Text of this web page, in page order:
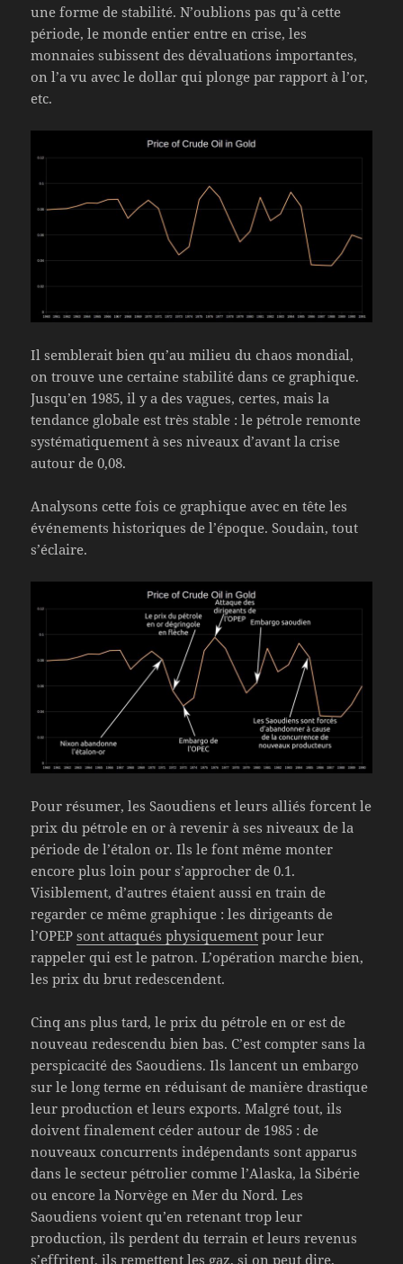
une forme de stabilité. N’oublions pas qu’à cette
période, le monde entier entre en crise, les
monnaies subissent des dévaluations importantes,
on l’a vu avec le dollar qui plonge par rapport à l’or,
etc.
Il semblerait bien qu’au milieu du chaos mondial,
on trouve une certaine stabilité dans ce graphique.
Jusqu’en 1985, il y a des vagues, certes, mais la
tendance globale est très stable : le pétrole remonte
systématiquement à ses niveaux d’avant la crise
autour de 0,08.
Analysons cette fois ce graphique avec en tête les
événements historiques de l’époque. Soudain, tout
s’éclaire.
Pour résumer, les Saoudiens et leurs alliés forcent le
prix du pétrole en or à revenir à ses niveaux de la
période de l’étalon or. Ils le font même monter
encore plus loin pour s’approcher de 0.1.
Visiblement, d’autres étaient aussi en train de
regarder ce même graphique : les dirigeants de
l’OPEPsont attaqués physiquement pour leur
rappeler qui est le patron. L’opération marche bien,
les prix du brut redescendent.
Cinq ans plus tard, le prix du pétrole en or est de
nouveau redescendu bien bas. C’est compter sans la
perspicacité des Saoudiens. Ils lancent un embargo
sur le long terme en réduisant de manière drastique
leur production et leurs exports. Malgré tout, ils
doivent finalement céder autour de 1985 : de
nouveaux concurrents indépendants sont apparus
dans le secteur pétrolier comme l’Alaska, la Sibérie
ou encore la Norvège en Mer du Nord. Les
Saoudiens voient qu’en retenant trop leur
production, ils perdent du terrain et leurs revenus
s’effritent, ils remettent les gaz, si on peut dire,